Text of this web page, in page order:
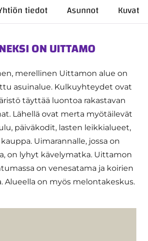
tiedot Asunnot Kuvat
ON UITTAMO
merellinen Uittamon alue on
asuinalue. Kulkuyhteydet ovat
täyttää luontoa rakastavan
Lähellä ovat merta myötäilevät
päiväkodit, lasten leikkialueet,
Uimarannalle, jossa on
on lyhyt kävelymatka. Uittamon
on venesatama ja koirien
Alueella on myös melontakeskus.